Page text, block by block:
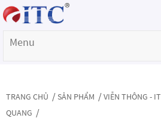
Menu
TRANG CHỦ /SẢN PHẨM /VIỄN THÔNG - IT
QUANG /